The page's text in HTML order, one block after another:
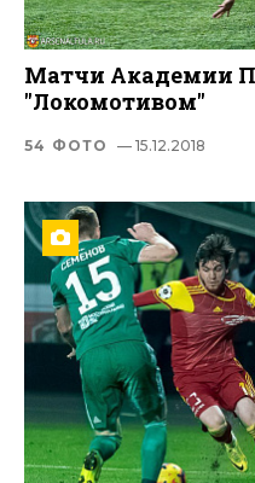
Матчи Академии
"Локомотивом"
54 ФОТО — 15.12.2018